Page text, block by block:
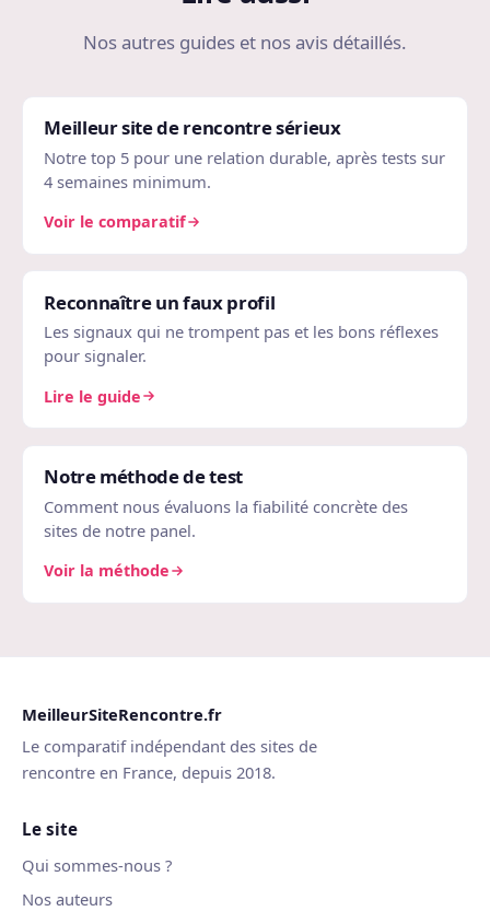
Nos autres guides et nos avis détaillés.
Meilleur site de rencontre sérieux
Notre top 5 pour une relation durable, après tests sur
4 semaines minimum.
Voir le comparatif
Reconnaître un faux profil
Les signaux qui ne trompent pas et les bons réflexes
pour signaler.
Lire le guide
Notre méthode de test
Comment nous évaluons la fiabilité concrète des
sites de notre panel.
Voir la méthode
MeilleurSiteRencontre.fr
Le comparatif indépendant des sites de
rencontre en France, depuis 2018.
Le site
Qui sommes-nous ?
Nos auteurs